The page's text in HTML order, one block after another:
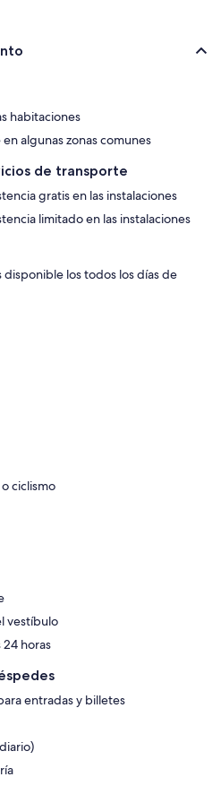
habitaciones
algunas zonas comunes
de transporte
gratis en las instalaciones
limitado en las instalaciones
los todos los días de
ciclismo
vestíbulo
24 horas
entradas y billetes